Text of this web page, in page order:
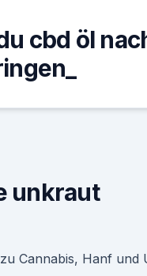
cbd öl
unkraut
Cannabis, Hanf und